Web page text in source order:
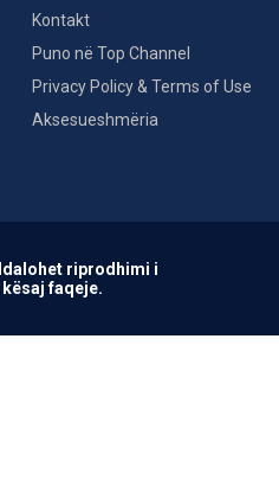
Kontakt
Puno në Top Channel
Privacy Policy & Terms of Use
Aksesueshmëria
riprodhimi i
faqeje.